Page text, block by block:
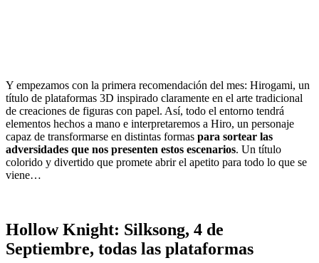
Y empezamos con la primera recomendación del mes: Hirogami, un
título de plataformas 3D inspirado claramente en el arte tradicional
de creaciones de figuras con papel. Así, todo el entorno tendrá
elementos hechos a mano e interpretaremos a Hiro, un personaje
capaz de transformarse en distintas formas para sortear las
adversidades que nos presenten estos escenarios. Un título
colorido y divertido que promete abrir el apetito para todo lo que se
viene…
Hollow Knight: Silksong, 4 de
Septiembre, todas las plataformas